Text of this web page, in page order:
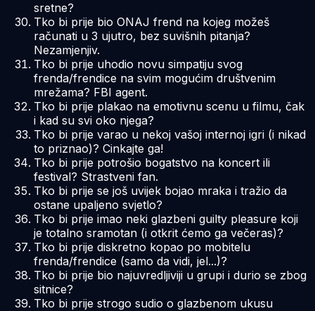
sretne?
Tko bi prije bio ONAJ frend na kojeg možeš
računati u 3 ujutro, bez suvišnih pitanja?
Nezamjenjiv.
Tko bi prije uhodio novu simpatiju svog
frenda/frendice na svim mogućim društvenim
mrežama? FBI agent.
Tko bi prije plakao na emotivnu scenu u filmu, čak
i kad su svi oko njega?
Tko bi prije varao u nekoj vašoj internoj igri (i nikad
to priznao)? Cinkajte ga!
Tko bi prije potrošio bogatstvo na koncert ili
festival? Strastveni fan.
Tko bi prije se još uvijek bojao mraka i tražio da
ostane upaljeno svjetlo?
Tko bi prije imao neki glazbeni guilty pleasure koji
je totalno sramotan (i otkrit ćemo ga večeras)?
Tko bi prije diskretno kopao po mobitelu
frenda/frendice (samo da vidi, jel...)?
Tko bi prije bio najuvredljiviji u grupi i durio se zbog
sitnice?
Tko bi prije strogo sudio o glazbenom ukusu